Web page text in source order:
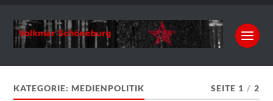
KATEGORIE:MEDIENPOLITIK SEITE 1 / 2